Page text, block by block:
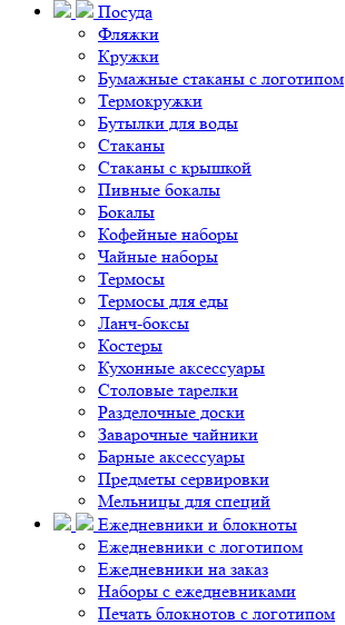
Посуда
Фляжки
Кружки
Бумажные стаканы с логотипом
Термокружки
Бутылки для воды
Стаканы
Стаканы с крышкой
Пивные бокалы
Бокалы
Кофейные наборы
Чайные наборы
Термосы
Термосы для еды
Ланч-боксы
Костеры
Кухонные аксессуары
Столовые тарелки
Разделочные доски
Заварочные чайники
Барные аксессуары
Предметы сервировки
Мельницы для специй
Ежедневники и блокноты
Ежедневники с логотипом
Ежедневники на заказ
Наборы с ежедневниками
Печать блокнотов с логотипом